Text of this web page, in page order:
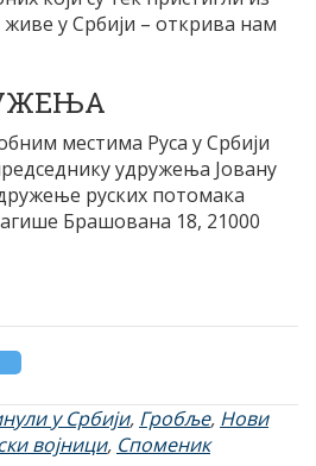
живе у Србији – открива нам
местима Руса у Србији
удружења Јовану
руских потомака
Брашована 18, 21000
у Србији, Гробље, Нови
војници, Споменик